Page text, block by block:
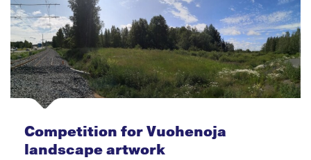
Competition for Vuohenoja
landscape artwork